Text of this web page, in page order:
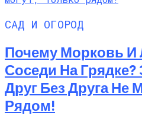
САД И ОГОРОД
Почему Морковь И
Соседи На
Друг Без Друга Не
Рядом!